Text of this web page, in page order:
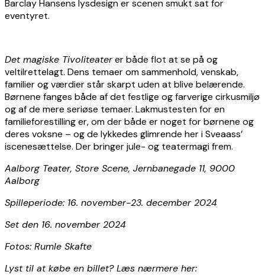
Barclay Hansens lysdesign er scenen smukt sat for
eventyret.
Det magiske Tivoliteaterer både flot at se på og
veltilrettelagt. Dens temaer om sammenhold, venskab,
familier og værdier står skarpt uden at blive belærende.
Børnene fanges både af det festlige og farverige cirkusmiljø
og af de mere seriøse temaer. Lakmustesten for en
familieforestilling er, om der både er noget for børnene og
deres voksne – og de lykkedes glimrende her i Sveaass’
iscenesættelse. Der bringer jule- og teatermagi frem.
Aalborg Teater, Store Scene, Jernbanegade 11, 9000
Aalborg
Spilleperiode: 16. november-23. december 2024
Set den 16. november 2024
Fotos: Rumle Skafte
Lyst til at købe en billet? Læs nærmere her: